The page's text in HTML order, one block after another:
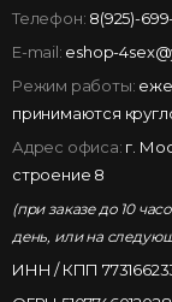
Телефон: 8(925)-
E-mail: eshop-
Режим работы:
принимаются
Адрес офиса: г.
строение 8
(при заказе до 10
день, или на
ИНН / КПП